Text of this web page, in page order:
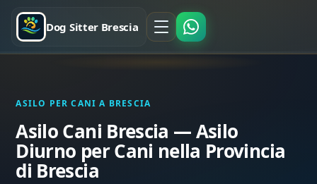
Dog Sitter Brescia
ASILO PER CANI A BRESCIA
Asilo Cani Brescia — Asilo
Diurno per Cani nella Provincia
di Brescia